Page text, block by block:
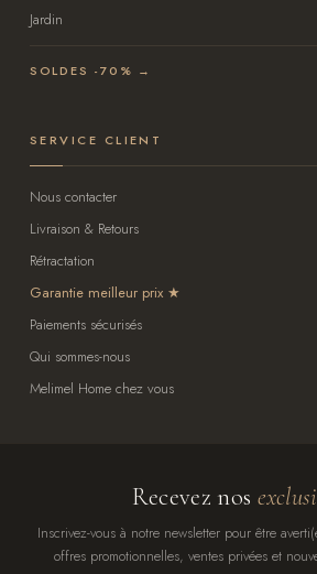
Jardin
SOLDES -70% →
SERVICE CLIENT
Nous contacter
Livraison & Retours
Rétractation
Garantie meilleur prix
Paiements sécurisés
Qui sommes-nous
Melimel Home chez vous
Recevez nos
Inscrivez-vous à notre newsletter pour être
offres promotionnelles, ventes privées et